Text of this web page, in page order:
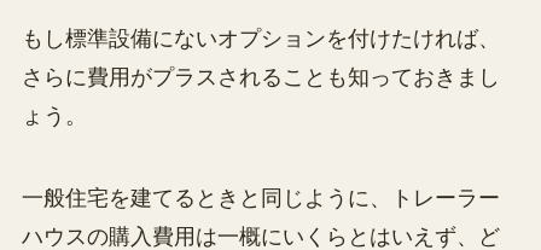
もし標準設備にないオプションを付けたければ、
さらに費用がプラスされることも知っておきまし
ょう。
一般住宅を建てるときと同じように、トレーラー
ハウスの購入費用は一概にいくらとはいえず、ど